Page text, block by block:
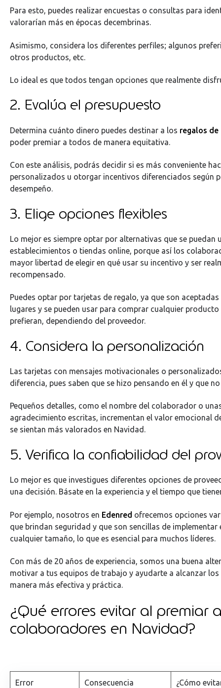
Para esto, puedes realizar encuestas o consultas para
valorarían más en épocas decembrinas.
Asimismo, considera los diferentes perfiles; algunos
otros productos, etc.
Lo ideal es que todos tengan opciones que realmente
2. Evalúa el presupuesto
Determina cuánto dinero puedes destinar a los regalos de
poder premiar a todos de manera equitativa.
Con este análisis, podrás decidir si es más conveniente
personalizados u otorgar incentivos diferenciados según
desempeño.
3. Elige opciones flexibles
Lo mejor es siempre optar por alternativas que se puedan
establecimientos o tiendas online, porque así los
mayor libertad de elegir en qué usar su incentivo y ser
recompensado.
Puedes optar por tarjetas de regalo, ya que son
lugares y se pueden usar para comprar cualquier
prefieran, dependiendo del proveedor.
4. Considera la personalización
Las tarjetas con mensajes motivacionales o
diferencia, pues saben que se hizo pensando en él y que
Pequeños detalles, como el nombre del colaborador o
agradecimiento escritas, incrementan el valor emocional
se sientan más valorados en Navidad.
5. Verifica la confiabilidad del
Lo mejor es que investigues diferentes opciones de
una decisión. Básate en la experiencia y el tiempo que
Por ejemplo, nosotros en Edenred ofrecemos opciones
que brindan seguridad y que son sencillas de implementar
cualquier tamaño, lo que es esencial para muchos líderes.
Con más de 20 años de experiencia, somos una buena
motivar a tus equipos de trabajo y ayudarte a alcanzar
manera más efectiva y práctica.
¿Qué errores evitar al premiar
colaboradores en Navidad?
Error Consecuencia ¿Cómo